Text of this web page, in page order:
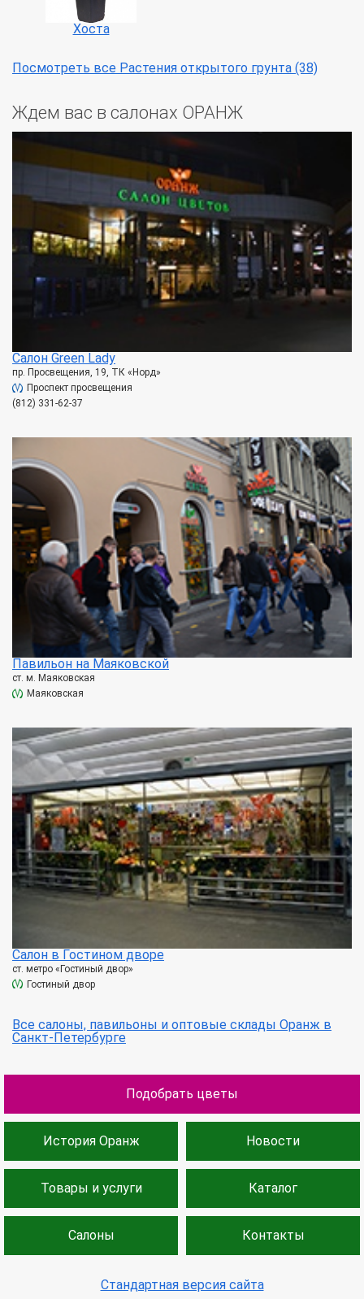
Хоста
Посмотреть все Растения открытого грунта (38)
Ждем вас в салонах ОРАНЖ
Салон Green Lady
пр. Просвещения, 19, ТК «Норд»
Проспект просвещения
(812) 331-62-37
Павильон на Маяковской
ст. м. Маяковская
Маяковская
Салон в Гостином дворе
ст. метро «Гостиный двор»
Гостиный двор
Все салоны, павильоны и оптовые склады Оранж в
Санкт-Петербурге
Подобрать цветы
История Оранж Новости
Товары и услуги Каталог
Салоны Контакты
Стандартная версия сайта